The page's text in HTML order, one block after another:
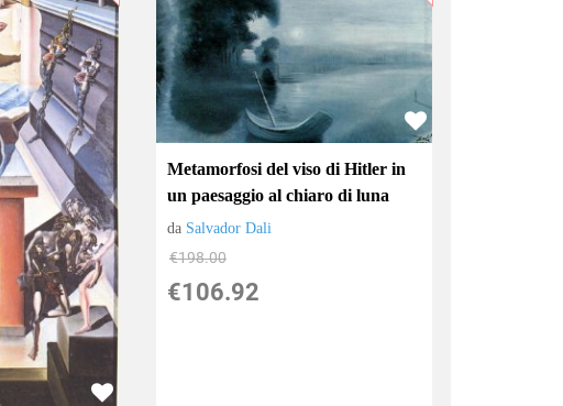
Metamorfosi del viso di Hitler in
un paesaggio al chiaro di luna
da Salvador Dali
€198.00
€106.92